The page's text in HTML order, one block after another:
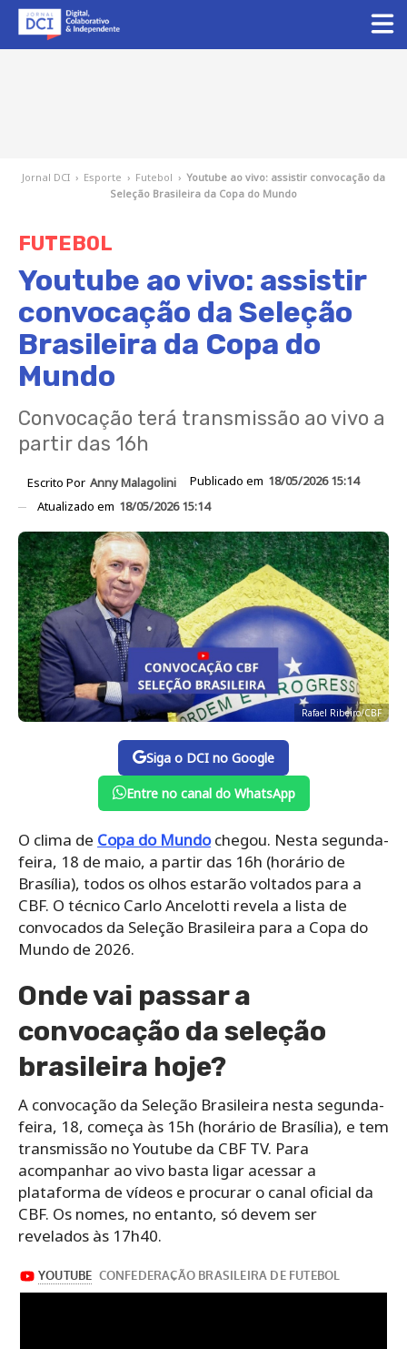
Jornal DCI › Esporte › Futebol › Youtube ao vivo: assistir convocação da
Seleção Brasileira da Copa do Mundo
FUTEBOL
Youtube ao vivo: assistir
convocação da Seleção
Brasileira da Copa do
Mundo
Convocação terá transmissão ao vivo a
partir das 16h
Escrito Por Anny Malagolini Publicado em 18/05/2026 15:14
Atualizado em 18/05/2026 15:14
Rafael Ribeiro/CBF
Siga o DCI no Google
Entre no canal do WhatsApp
O clima de Copa do Mundochegou. Nesta segunda-
feira, 18 de maio, a partir das 16h (horário de
Brasília), todos os olhos estarão voltados para a
CBF. O técnico Carlo Ancelotti revela a lista de
convocados da Seleção Brasileira para a Copa do
Mundo de 2026.
Onde vai passar a
convocação da seleção
brasileira hoje?
A convocação da Seleção Brasileira nesta segunda-
feira, 18, começa às 15h (horário de Brasília), e tem
transmissão no Youtube da CBF TV. Para
acompanhar ao vivo basta ligar acessar a
plataforma de vídeos e procurar o canal oficial da
CBF. Os nomes, no entanto, só devem ser
revelados às 17h40.